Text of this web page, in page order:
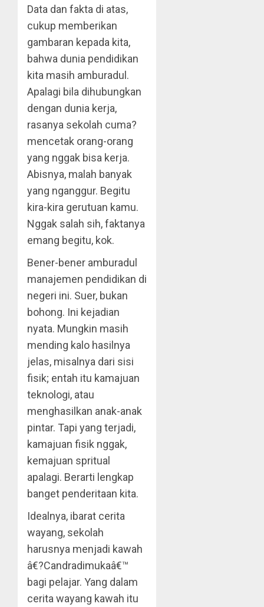
Data dan fakta di atas,
cukup memberikan
gambaran kepada kita,
bahwa dunia pendidikan
kita masih amburadul.
Apalagi bila dihubungkan
dengan dunia kerja,
rasanya sekolah cuma?
mencetak orang-orang
yang nggak bisa kerja.
Abisnya, malah banyak
yang nganggur. Begitu
kira-kira gerutuan kamu.
Nggak salah sih, faktanya
emang begitu, kok.
Bener-bener amburadul
manajemen pendidikan di
negeri ini. Suer, bukan
bohong. Ini kejadian
nyata. Mungkin masih
mending kalo hasilnya
jelas, misalnya dari sisi
fisik; entah itu kamajuan
teknologi, atau
menghasilkan anak-anak
pintar. Tapi yang terjadi,
kamajuan fisik nggak,
kemajuan spritual
apalagi. Berarti lengkap
banget penderitaan kita.
Idealnya, ibarat cerita
wayang, sekolah
harusnya menjadi kawah
â€?Candradimukaâ€™
bagi pelajar. Yang dalam
cerita wayang kawah itu